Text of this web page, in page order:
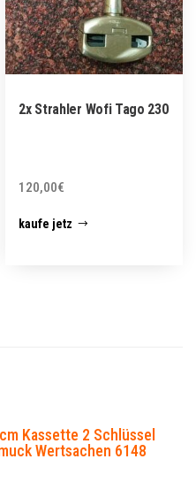
2x Strahler Wofi Tago 230
120,00€
kaufe jetz
Kassette 2 Schlüssel
Wertsachen 6148